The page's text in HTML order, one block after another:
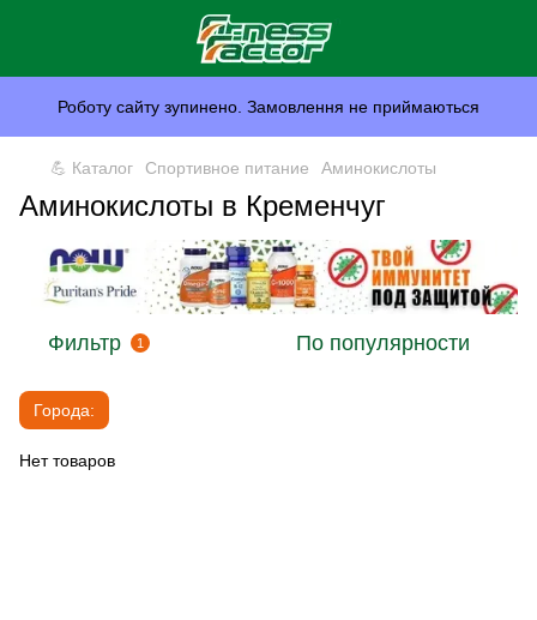
Роботу сайту зупинено. Замовлення не приймаються
💪 Каталог Спортивное питание Аминокислоты
Аминокислоты в Кременчуг
Фильтр 1 По популярности
Города:
Нет товаров